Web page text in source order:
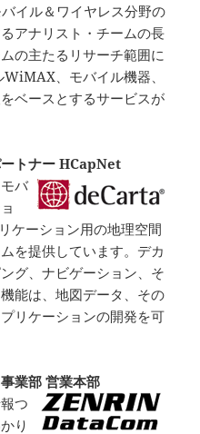
イル＆ワイヤレス分野の
アナリスト・チームの長
の主たるリサーチ範囲に
、モバイル機器、
ベースとするサービスが
トナー HCapNet
バ
ケーション用の地理空間
を提供しています。デカ
グ、ナビゲーション、そ
能は、地図データ、その
リケーションの開発を可
業部 営業本部
つ
り